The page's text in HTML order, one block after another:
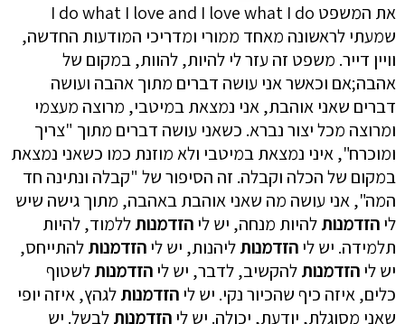
את המשפט I do what I love and I love what I do
שמעתי לראשונה מאחד ממורי ומדריכי המודעות החדשה,
וויין דייר. משפט זה עזר לי להיות, להוות, במקום של
אהבה;אם וכאשר אני עושה דברים מתוך אהבה ועושה
דברים שאני אוהבת, אני נמצאת במיטבי, מרוצה מעצמי
ומרוצה מכל יצור נברא. כשאני עושה דברים מתוך "צריך
ומוכרח", איני נמצאת במיטבי ולא מוזנת כמו כשאני נמצאת
במקום של הכלה וקבלה. זה הסיפור של "קבלה ונתינה חד
המה", אני עושה מה שאני אוהבת באהבה, מתוך גישה שיש
ליהזדמנותלהיות מנחה, יש ליהזדמנותללמוד, להיות
תלמידה. יש ליהזדמנותליהנות, יש ליהזדמנותלהתייחס,
יש ליהזדמנותלהקשיב, לדבר, יש ליהזדמנותלשטוף
כלים, איזה כיף שהכיור נקי. יש ליהזדמנותלגהץ, איזה יופי
שאני מסוגלת, יודעת, יכולה. יש ליהזדמנותלבשל. יש